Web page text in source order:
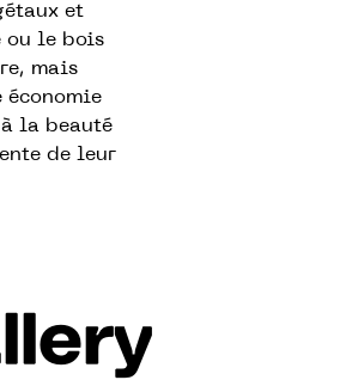
et
ou le bois
mais
économie
la beauté
de leur